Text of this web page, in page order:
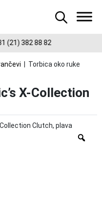
(21) 382 88 82
| Torbica oko ruke
X-Collection